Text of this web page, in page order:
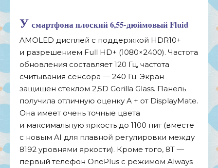
У смартфона плоский 6,55-дюймовыйFluid
AMOLED дисплей с поддержкой HDR10+
и разрешением Full HD+ (1080×2400). Частота
обновления составляет 120 Гц, частота
считывания сенсора — 240 Гц. Экран
защищен стеклом 2,5D Gorilla Glass. Панель
получила отличную оценку A + от DisplayMate.
Она имеет очень точные цвета
и максимальную яркость до 1100 нит (вместе
с новым AI для плавной регулировки между
8192 уровнями яркости). Кроме того, 8T —
первый телефон OnePlus с режимом Always